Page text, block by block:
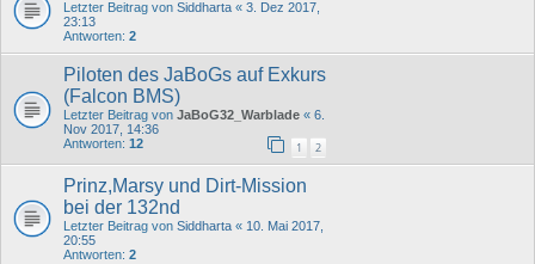
Letzter Beitrag von Siddharta « 3. Dez 2017,
23:13
Antworten: 2
Piloten des JaBoGs auf Exkurs
(Falcon BMS)
Letzter Beitrag von JaBoG32_Warblade « 6.
Nov 2017, 14:36
Antworten: 12 1 2
Prinz,Marsy und Dirt-Mission
bei der 132nd
Letzter Beitrag von Siddharta « 10. Mai 2017,
20:55
Antworten: 2